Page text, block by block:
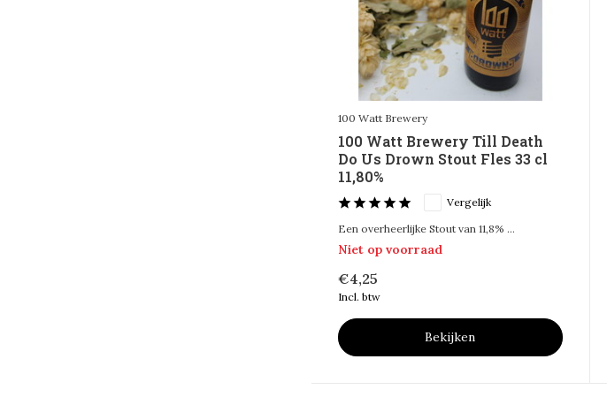
100 Watt Brewery
100 Watt Brewery Till Death
Do Us Drown Stout Fles 33 cl
11,80%
Vergelijk
Een overheerlijke Stout van 11,8% ...
Niet op voorraad
€4,25
Incl. btw
Bekijken